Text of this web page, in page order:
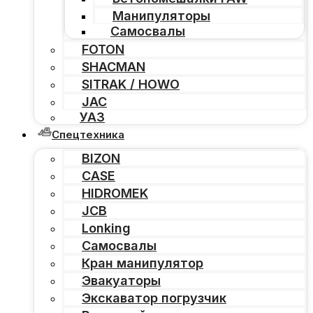
Манипуляторы
Самосвалы
FOTON
SHACMAN
SITRAK / HOWO
JAC
УАЗ
Спецтехника
BIZON
CASE
HIDROMEK
JCB
Lonking
Самосвалы
Кран манипулятор
Эвакуаторы
Экскаватор погрузчик